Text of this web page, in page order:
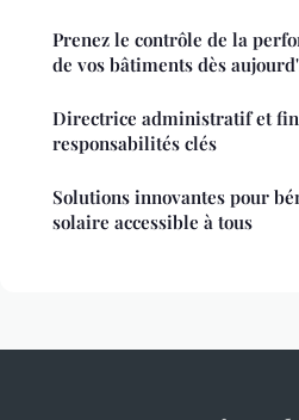
Prenez le contrôle de la
de vos bâtiments dès
Directrice administratif et
responsabilités clés
Solutions innovantes pour
solaire accessible à tous